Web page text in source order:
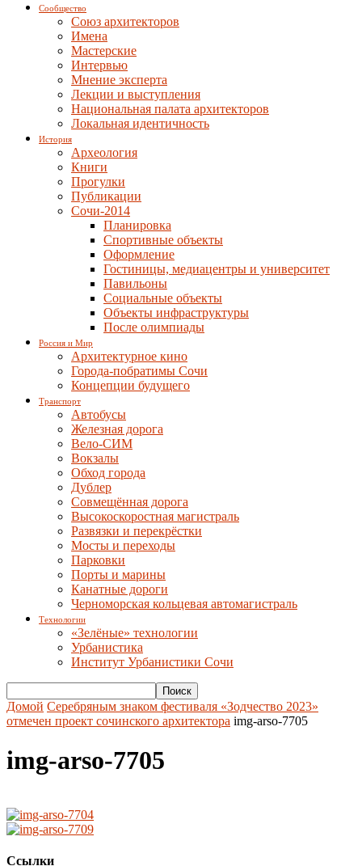
Сообщество
Союз архитекторов
Имена
Мастерские
Интервью
Мнение эксперта
Лекции и выступления
Национальная палата архитекторов
Локальная идентичность
История
Археология
Книги
Прогулки
Публикации
Сочи-2014
Планировка
Спортивные объекты
Оформление
Гостиницы, медиацентры и университет
Павильоны
Социальные объекты
Объекты инфраструктуры
После олимпиады
Россия и Мир
Архитектурное кино
Города-побратимы Сочи
Концепции будущего
Транспорт
Автобусы
Железная дорога
Вело-СИМ
Вокзалы
Обход города
Дублер
Совмещённая дорога
Высокоскоростная магистраль
Развязки и перекрёстки
Мосты и переходы
Парковки
Порты и марины
Канатные дороги
Черноморская кольцевая автомагистраль
Технологии
«Зелёные» технологии
Урбанистика
Институт Урбанистики Сочи
Домой Серебряным знаком фестиваля «Зодчество 2023»
отмечен проект сочинского архитектора img-arso-7705
img-arso-7705
Ссылки